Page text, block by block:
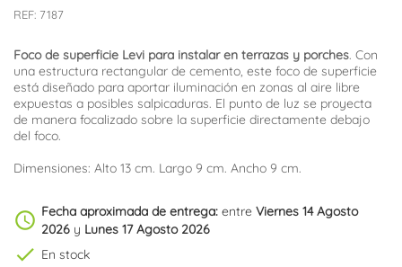
REF: 7187
Foco de superficie Levi para instalar en terrazas y porches. Con
una estructura rectangular de cemento, este foco de superficie
está diseñado para aportar iluminación en zonas al aire libre
expuestas a posibles salpicaduras. El punto de luz se proyecta
de manera focalizado sobre la superficie directamente debajo
del foco.
Dimensiones: Alto 13 cm. Largo 9 cm. Ancho 9 cm.
schedule Fecha aproximada de entrega: entre Viernes 14 Agosto
2026 y Lunes 17 Agosto 2026
check En stock